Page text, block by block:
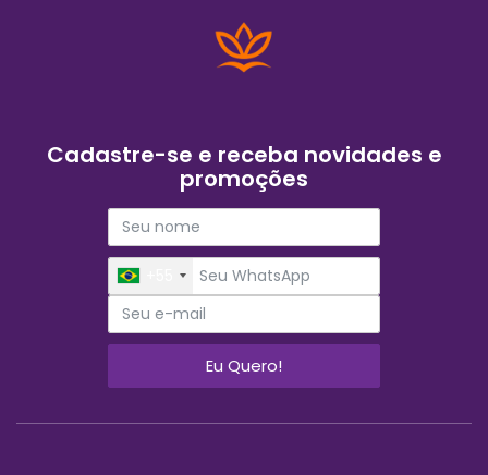
Cadastre-se e receba novidades e
promoções
Eu Quero!